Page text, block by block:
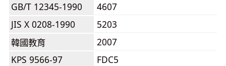
GB/T 12345-1990
4607
JIS X 0208-1990
5203
韓國教育
2007
KPS 9566-97
FDC5